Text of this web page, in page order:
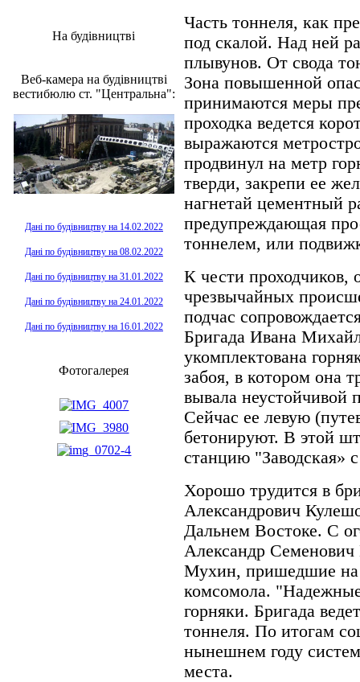
На будівництві
Веб-камера на будівництві
вестибюлю ст. "Центральна":
Дані по будівництву на 14.02.2022
Дані по будівництву на 08.02.2022
Дані по будівництву на 31.01.2022
Дані по будівництву на 24.01.2022
Дані по будівництву на 16.01.2022
Фотогалерея
Часть тоннеля, как
под скалой. Над ней
плывунов. От свода
Зона повышенной
принимаются меры
проходка ведется
выражаются
продвинул на метр
тверди, закрепи ее
нагнетай цементный
предупреждающая
тоннелем, или
К чести проходчиков,
чрезвычайных
подчас
Бригада Ивана
укомплектована
забоя, в котором она
вывала неустойчивой
Сейчас ее левую
бетонируют. В этой
станцию "Заводская»
Хорошо трудится в
Александрович
Дальнем Востоке. С
Александр
Мухин, пришедшие на
комсомола.
горняки. Бригада
тоннеля. По итогам
нынешнем году
места.